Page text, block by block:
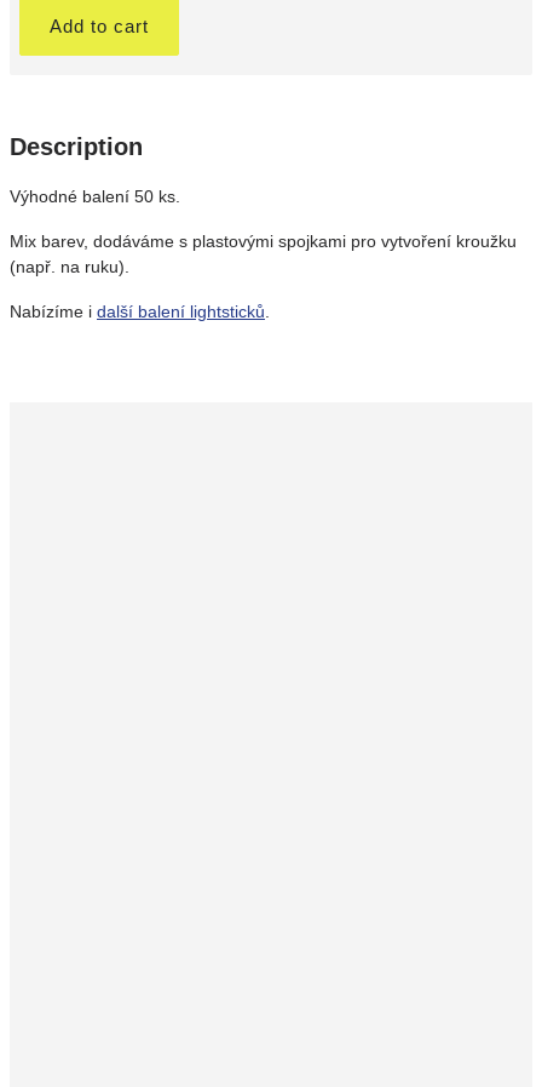
Add to cart
Description
Výhodné balení 50 ks.
Mix barev, dodáváme s plastovými spojkami pro vytvoření kroužku
(např. na ruku).
Nabízíme i další balení lightsticků